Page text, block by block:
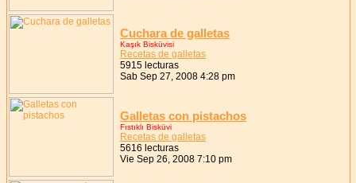
Cuchara de galletas
Kaşık Bisküvisi
Recetas de galletas
5915 lecturas
Sab Sep 27, 2008 4:28 pm
Galletas con pistachos
Fıstıklı Bisküvi
Recetas de galletas
5616 lecturas
Vie Sep 26, 2008 7:10 pm